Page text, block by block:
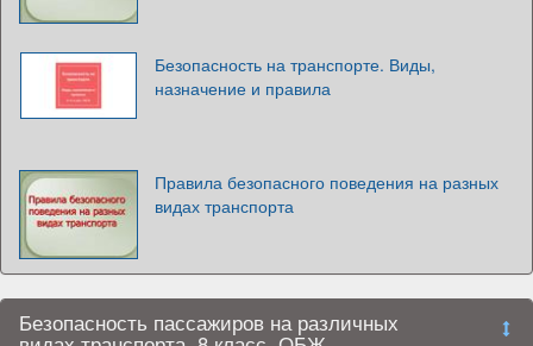
Безопасность на транспорте. Виды,
назначение и правила
Правила безопасного поведения на разных
видах транспорта
Безопасность пассажиров на различных